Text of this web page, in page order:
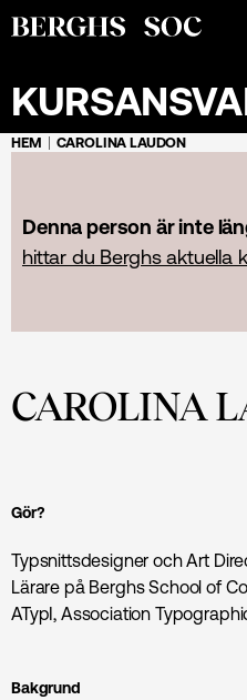
HEM CAROLINA LAUDON
Denna person är inte
hittar du Berghs aktuella
CAROLINA
Gör?
Typsnittsdesigner och Art
Lärare på Berghs School of
ATypI, Association
Bakgrund